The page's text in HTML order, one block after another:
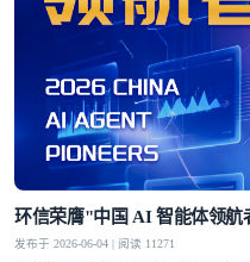
环信荣膺"中国 AI 智能体领
发布于 2026-06-04 | 阅读 11271